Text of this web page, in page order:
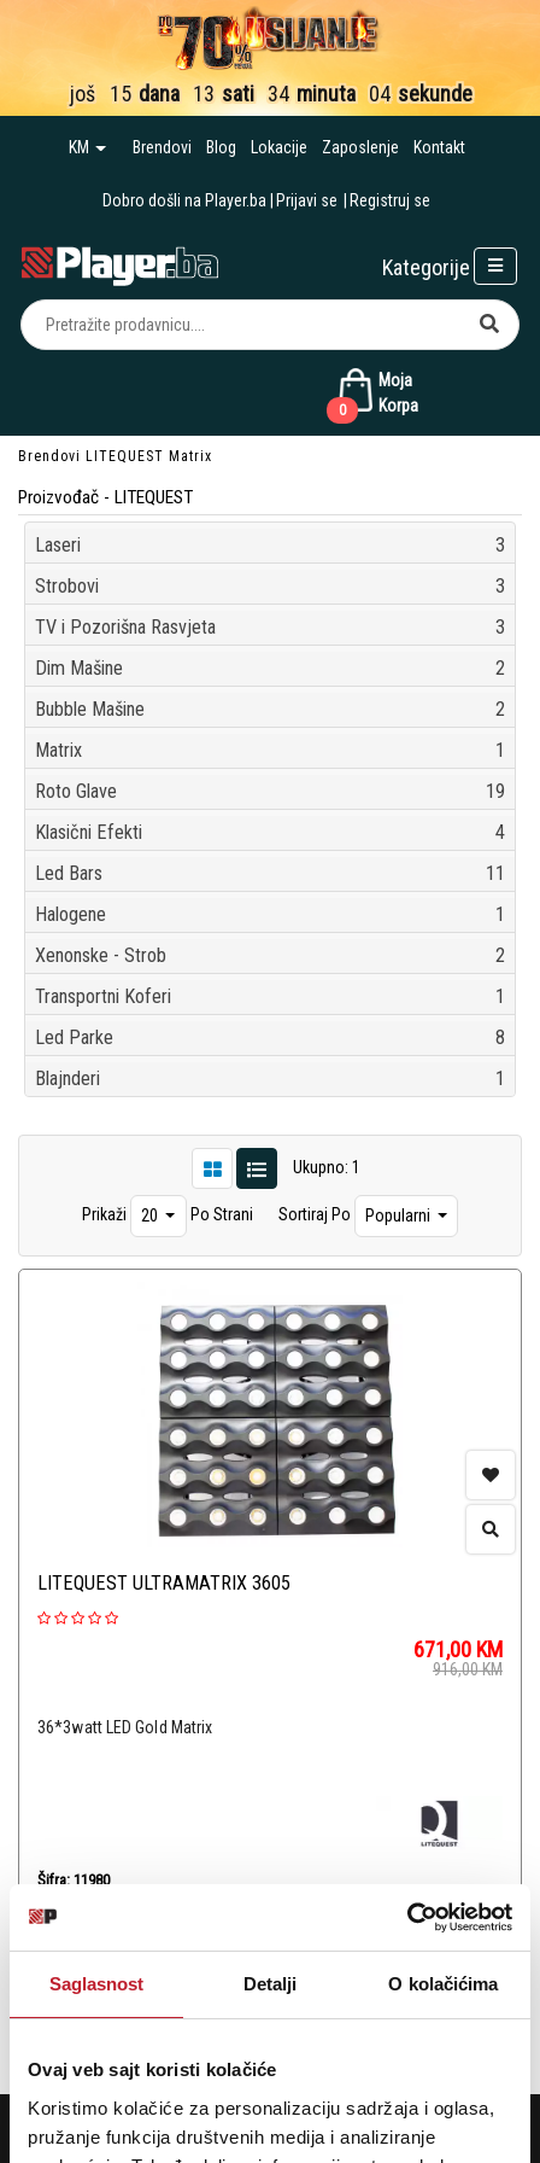
Saglasnost Detalji O kolačićima
Ovaj veb sajt koristi kolačiće
Koristimo kolačiće za personalizaciju sadržaja i oglasa,
pružanje funkcija društvenih medija i analiziranje
još 15 dana 13 sati 34 minuta 04 sekunde
KM Brendovi Blog Lokacije Zaposlenje Kontakt
Dobro došli na Player.ba Prijavi se Registruj se
Moja
Korpa
0
Kategorije
Brendovi LITEQUEST Matrix
Proizvođač - LITEQUEST
Laseri
3
Strobovi
3
TV i Pozorišna Rasvjeta
3
Dim Mašine
2
Bubble Mašine
2
Matrix
1
Roto Glave
19
Klasični Efekti
4
Led Bars
11
Halogene
1
Xenonske - Strob
2
Transportni Koferi
1
Led Parke
8
Blajnderi
1
Ukupno: 1
Prikaži 20 Po Strani Sortiraj Po Popularni
LITEQUEST ULTRAMATRIX 3605
671,00 KM
916,00KM
36*3watt LED Gold Matrix
Šifra: 11980
PROVJERITE DOSTUPNOST
Ukupno: 1
POTREBNA VAM JE POMOĆ? POZOVITE NAS!
Ukoliko želite da dobijete najnovije informacije o novitetima i popustima,